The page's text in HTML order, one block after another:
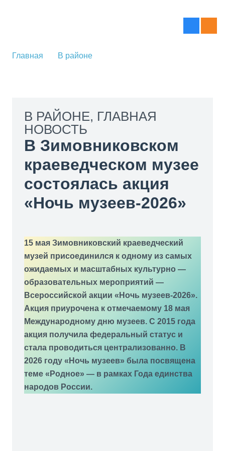
Главная В районе
В РАЙОНЕ, ГЛАВНАЯ
НОВОСТЬ
В Зимовниковском
краеведческом музее
состоялась акция
«Ночь музеев-2026»
15 мая Зимовниковский краеведческий
музей присоединился к одному из самых
ожидаемых и масштабных культурно —
образовательных мероприятий —
Всероссийской акции «Ночь музеев-2026».
Акция приурочена к отмечаемому 18 мая
Международному дню музеев. С 2015 года
акция получила федеральный статус и
стала проводиться централизованно. В
2026 году «Ночь музеев» была посвящена
теме «Родное» — в рамках Года единства
народов России.